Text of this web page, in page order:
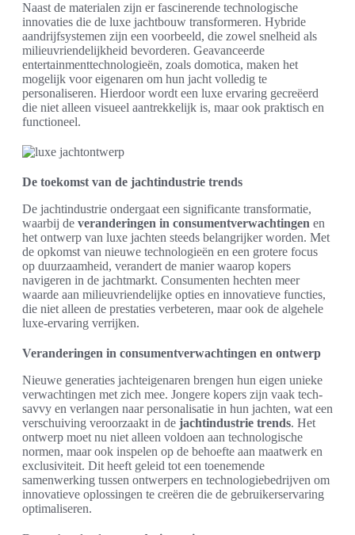
Naast de materialen zijn er fascinerende technologische
innovaties die de luxe jachtbouw transformeren. Hybride
aandrijfsystemen zijn een voorbeeld, die zowel snelheid als
milieuvriendelijkheid bevorderen. Geavanceerde
entertainmenttechnologieën, zoals domotica, maken het
mogelijk voor eigenaren om hun jacht volledig te
personaliseren. Hierdoor wordt een luxe ervaring gecreëerd
die niet alleen visueel aantrekkelijk is, maar ook praktisch en
functioneel.
De toekomst van de jachtindustrie trends
De jachtindustrie ondergaat een significante transformatie,
waarbij de veranderingen in consumentverwachtingen en
het ontwerp van luxe jachten steeds belangrijker worden. Met
de opkomst van nieuwe technologieën en een grotere focus
op duurzaamheid, verandert de manier waarop kopers
navigeren in de jachtmarkt. Consumenten hechten meer
waarde aan milieuvriendelijke opties en innovatieve functies,
die niet alleen de prestaties verbeteren, maar ook de algehele
luxe-ervaring verrijken.
Veranderingen in consumentverwachtingen en ontwerp
Nieuwe generaties jachteigenaren brengen hun eigen unieke
verwachtingen met zich mee. Jongere kopers zijn vaak tech-
savvy en verlangen naar personalisatie in hun jachten, wat een
verschuiving veroorzaakt in de jachtindustrie trends. Het
ontwerp moet nu niet alleen voldoen aan technologische
normen, maar ook inspelen op de behoefte aan maatwerk en
exclusiviteit. Dit heeft geleid tot een toenemende
samenwerking tussen ontwerpers en technologiebedrijven om
innovatieve oplossingen te creëren die de gebruikerservaring
optimaliseren.